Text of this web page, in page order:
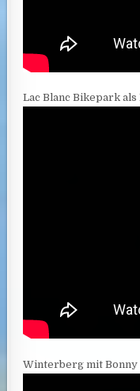
Lac Blanc Bikepark
Winterberg mit Bonny